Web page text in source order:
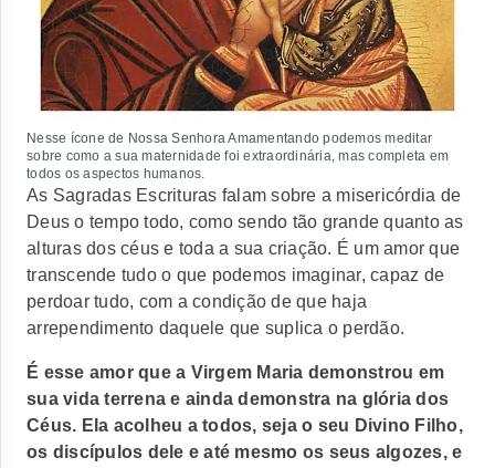
Nesse ícone de Nossa Senhora Amamentando podemos meditar
sobre como a sua maternidade foi extraordinária, mas completa em
todos os aspectos humanos.
As Sagradas Escrituras falam sobre a misericórdia de
Deus o tempo todo, como sendo tão grande quanto as
alturas dos céus e toda a sua criação. É um amor que
transcende tudo o que podemos imaginar, capaz de
perdoar tudo, com a condição de que haja
arrependimento daquele que suplica o perdão.
É esse amor que a Virgem Maria demonstrou em
sua vida terrena e ainda demonstra na glória dos
Céus. Ela acolheu a todos, seja o seu Divino Filho,
os discípulos dele e até mesmo os seus algozes, e